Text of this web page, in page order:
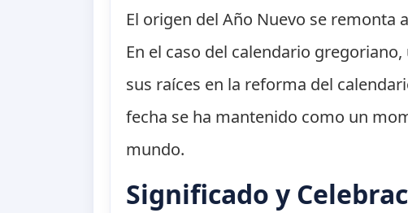
El origen del Año Nuevo se remonta
En el caso del calendario
sus raíces en la reforma del
fecha se ha mantenido como un
mundo.
Significado y